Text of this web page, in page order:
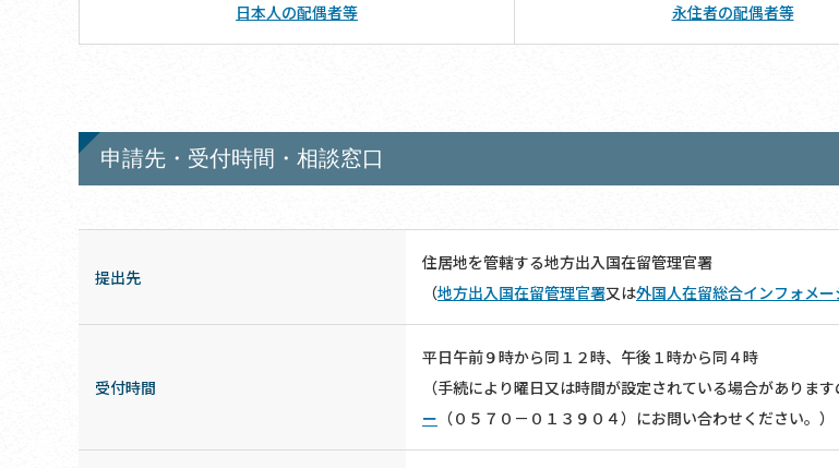
日本人の配偶者等 永住者の配偶者等
申請先・受付時間・相談窓口
提出先
住居地を管轄する地方出入国在留管理官署
（地方出入国在留管理官署又は外国人在留総合インフォメ
受付時間
平日午前９時から同１２時、午後１時から同４時
（手続により曜日又は時間が設定されている場合があります
ー （０５７０－０１３９０４）にお問い合わせください。）